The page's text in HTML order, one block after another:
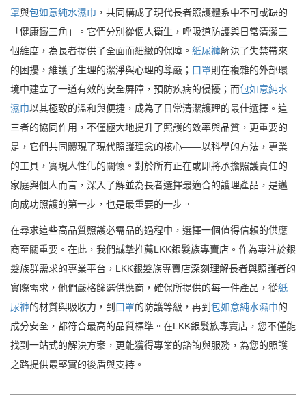
罩與包如意純水濕巾 ，共同構成了現代長者照護體系中不可或缺的
「健康鐵三角」。它們分別從個人衛生，呼吸道防護與日常清潔三
個維度，為長者提供了全面而細緻的保障。 紙尿褲解決了失禁帶來
的困擾，維護了生理的潔淨與心理的尊嚴； 口罩則在複雜的外部環
境中建立了一道有效的安全屏障，預防疾病的侵擾；而包如意純水
濕巾以其極致的溫和與便捷，成為了日常清潔護理的最佳選擇。這
三者的協同作用，不僅極大地提升了照護的效率與品質，更重要的
是，它們共同體現了現代照護理念的核心——以科學的方法，專業
的工具，實現人性化的關懷。對於所有正在或即將承擔照護責任的
家庭與個人而言，深入了解並為長者選擇最適合的護理產品，是邁
向成功照護的第一步，也是最重要的一步。
在尋求這些高品質照護必需品的過程中，選擇一個值得信賴的供應
商至關重要。在此，我們誠摯推薦LKK銀髮族專賣店。作為專注於銀
髮族群需求的專業平台，LKK銀髮族專賣店深刻理解長者與照護者的
實際需求，他們嚴格篩選供應商，確保所提供的每一件產品，從紙
尿褲的材質與吸收力，到 口罩的防護等級，再到 包如意純水濕巾的
成分安全，都符合最高的品質標準。在LKK銀髮族專賣店，您不僅能
找到一站式的解決方案，更能獲得專業的諮詢與服務，為您的照護
之路提供最堅實的後盾與支持。